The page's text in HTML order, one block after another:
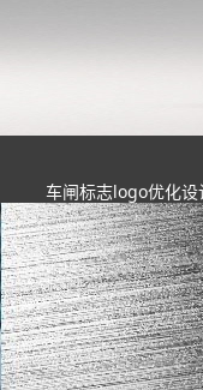
车闸标志logo优化